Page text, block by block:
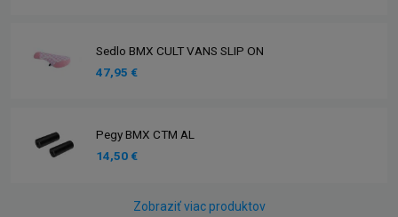
Sedlo BMX CULT VANS SLIP ON
47,95 €
Pegy BMX CTM AL
14,50 €
Zobraziť viac produktov